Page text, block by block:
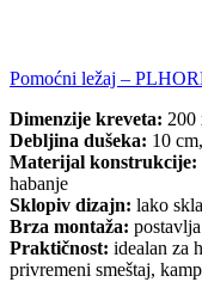
Pomoćni ležaj –
Dimenzije kreveta: 200
Debljina dušeka: 10
Materijal konstrukcije:
habanje
Sklopiv dizajn: lako
Brza montaža:
Praktičnost: idealan za
privremeni smeštaj,